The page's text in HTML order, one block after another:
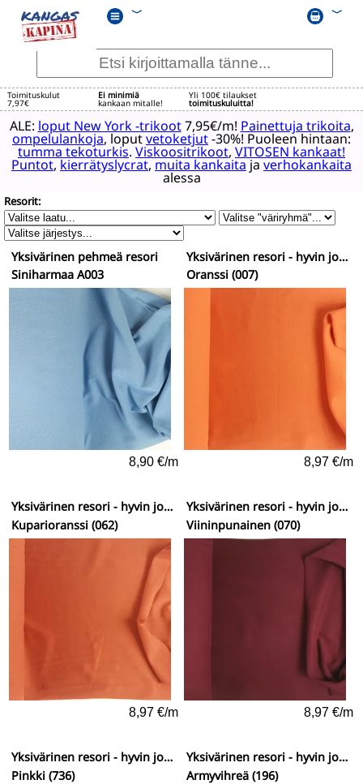
﹀ ﹀
Toimituskulut
7,97€
Ei minimiä
kankaan mitalle!
Yli 100€ tilaukset
toimituskuluitta!
ALE: loput New York -trikoot7,95€/m! Painettuja trikoita,
ompelulankoja, loputvetoketjut-30%! Puoleen hintaan:
tumma tekoturkis. Viskoositrikoot, VITOSEN kankaat!
Puntot,kierrätyslycrat,muita kankaitajaverhokankaita
alessa
Resorit:
Yksivärinen pehmeä resori
Siniharmaa A003
8,90 €/m
Yksivärinen resori - hyvin joustava
Oranssi (007)
8,97 €/m
Yksivärinen resori - hyvin joustava
Kuparioranssi (062)
8,97 €/m
Yksivärinen resori - hyvin joustava
Viininpunainen (070)
8,97 €/m
Yksivärinen resori - hyvin joustava
Pinkki (736)
Yksivärinen resori - hyvin joustava
Armyvihreä (196)